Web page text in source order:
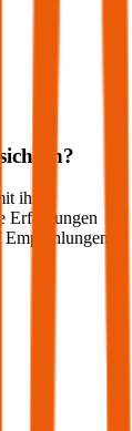
ihrer
Erfahrungen
Empfehlungen